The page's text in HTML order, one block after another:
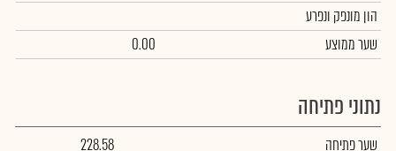
הון מונפק ונפרע
שער ממוצע
0.00
נתוני פתיחה
שער פתיחה 228.58